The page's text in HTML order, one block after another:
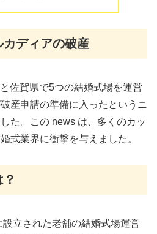
ディアの破産
佐賀県で5つの結婚式場を運営
産申請の準備に入ったというニ
た。この news は、多くのカッ
式業界に衝撃を与えました。
立された老舗の結婚式場運営